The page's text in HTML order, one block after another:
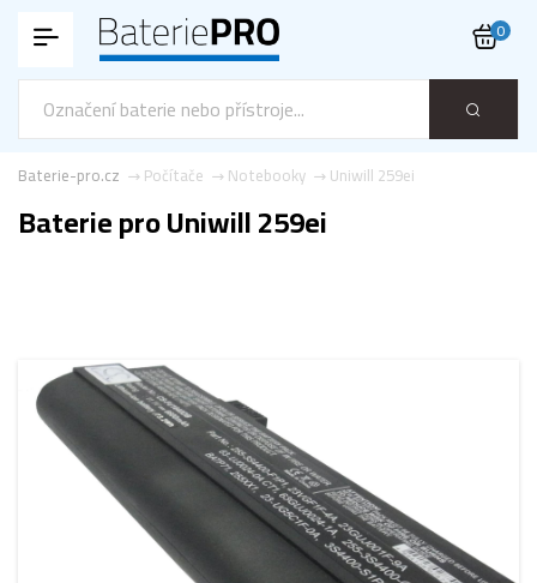
0
Uniwill 259ei
Notebooky
Počítače
Baterie-pro.cz
Baterie pro Uniwill 259ei